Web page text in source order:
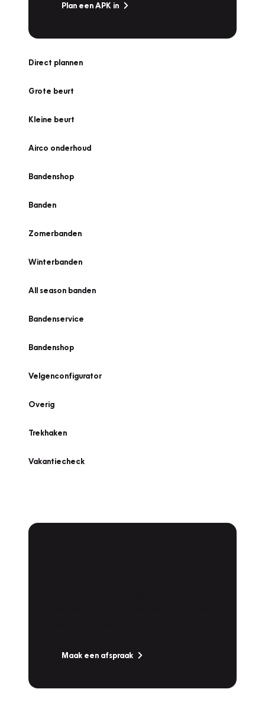
Plan een APK in
Direct plannen
Grote beurt
Kleine beurt
Airco onderhoud
Bandenshop
Banden
Zomerbanden
Winterbanden
All season banden
Bandenservice
Bandenshop
Velgenconfigurator
Overig
Trekhaken
Vakantiecheck
Maak een afspraak